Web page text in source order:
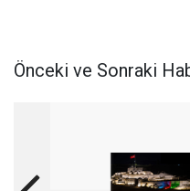
Önceki ve Sonraki